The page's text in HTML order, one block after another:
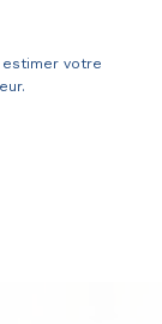
votre